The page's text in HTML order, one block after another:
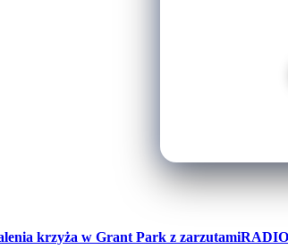
krzyża w Grant Park z zarzutami